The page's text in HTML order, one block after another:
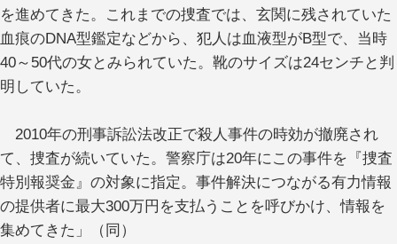
を進めてきた。これまでの捜査では、玄関に残されていた
血痕のDNA型鑑定などから、犯人は血液型がB型で、当時
40～50代の女とみられていた。靴のサイズは24センチと判
明していた。
2010年の刑事訴訟法改正で殺人事件の時効が撤廃され
て、捜査が続いていた。警察庁は20年にこの事件を『捜査
特別報奨金』の対象に指定。事件解決につながる有力情報
の提供者に最大300万円を支払うことを呼びかけ、情報を
集めてきた」（同）